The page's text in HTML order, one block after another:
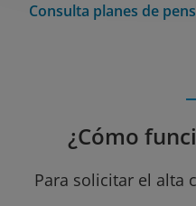
Consulta planes de
¿Cómo
Para solicitar el alta